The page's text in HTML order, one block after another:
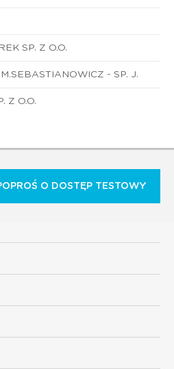
SP. Z O.O.
- SP. J.
Z O.O.
O DOSTĘP TESTOWY